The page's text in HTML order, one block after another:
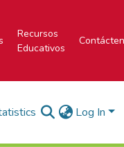
Recursos
Educativos
Log In